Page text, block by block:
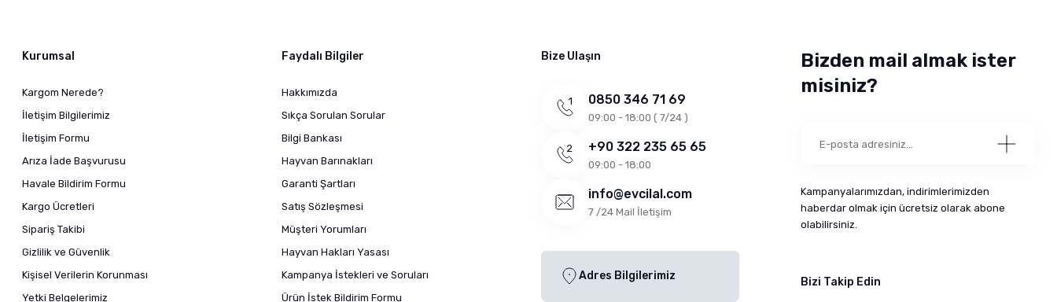
Kurumsal
Kargom Nerede?
İletişim Bilgilerimiz
İletişim Formu
Arıza İade Başvurusu
Havale Bildirim Formu
Kargo Ücretleri
Sipariş Takibi
Gizlilik ve Güvenlik
Kişisel Verilerin Korunması
Yetki Belgelerimiz
Faydalı Bilgiler
Hakkımızda
Sıkça Sorulan Sorular
Bilgi Bankası
Hayvan Barınakları
Garanti Şartları
Satış Sözleşmesi
Müşteri Yorumları
Hayvan Hakları Yasası
Kampanya İstekleri ve Soruları
Ürün İstek Bildirim Formu
Bize Ulaşın
0850 346 71 69
09:00 - 18:00 ( 7/24 )
+90 322 235 65 65
09:00 - 18:00
info@evcilal.com
7 /24 Mail İletişim
Adres Bilgilerimiz
Bizden mail almak ister
misiniz?
Kampanyalarımızdan, indirimlerimizden
haberdar olmak için ücretsiz olarak abone
olabilirsiniz.
Bizi Takip Edin